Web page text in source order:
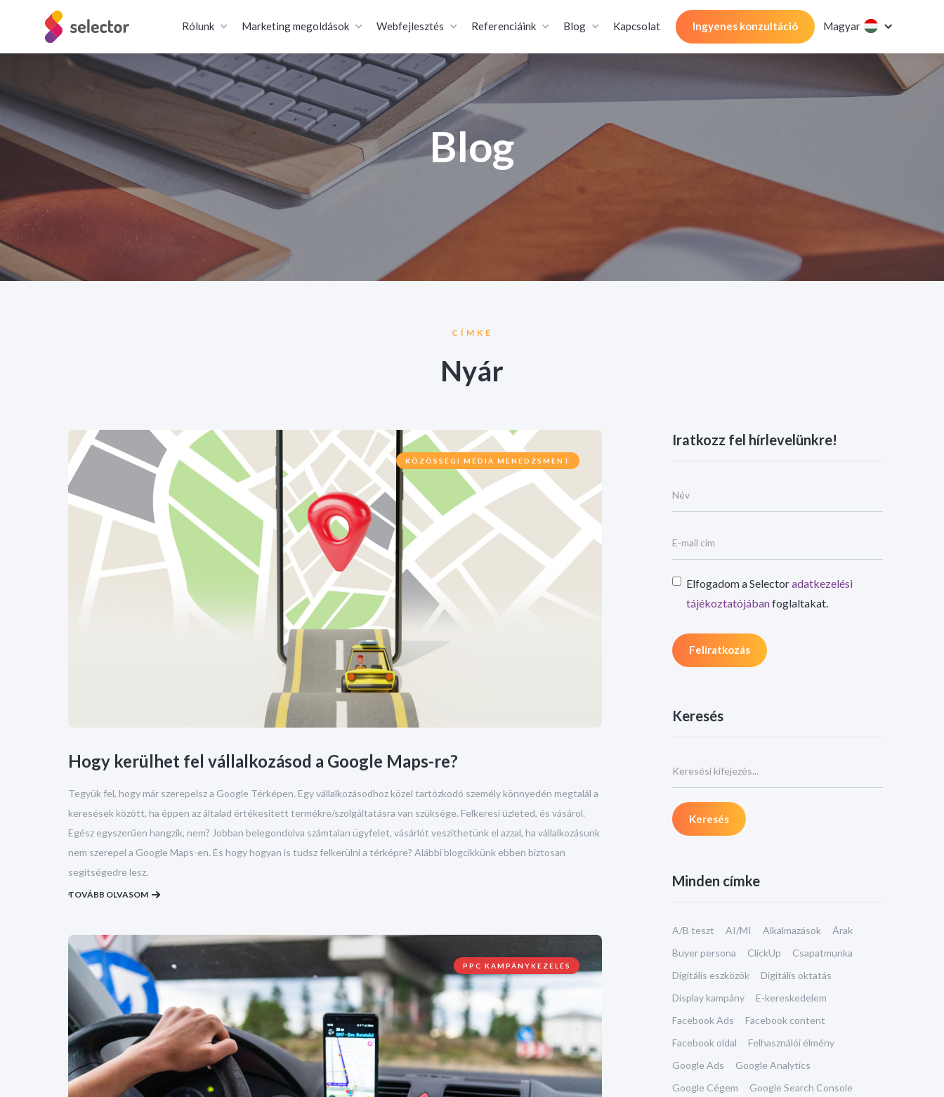
Rólunk Marketing megoldások Webfejlesztés Referenciáink Blog Kapcsolat Ingyenes konzultáció Magyar
Blog
CÍMKE
Nyár
KÖZÖSSÉGI MÉDIA MENEDZSMENT
Hogy kerülhet fel vállalkozásod a Google Maps-re?
Tegyük fel, hogy már szerepelsz a Google Térképen. Egy vállalkozásodhoz közel tartózkodó személy könnyedén megtalál a
keresések között, ha éppen az általad értékesített termékre/szolgáltatásra van szüksége. Felkeresi üzleted, és vásárol.
Egész egyszerűen hangzik, nem? Jobban belegondolva számtalan ügyfelet, vásárlót veszíthetünk el azzal, ha vállalkozásunk
nem szerepel a Google Maps-en. És hogy hogyan is tudsz felkerülni a térképre? Alábbi blogcikkünk ebben biztosan
segítségedre lesz.
TOVÁBB OLVASOM
PPC KAMPÁNYKEZELÉS
Iratkozz fel hírlevelünkre!
Elfogadom a Selectoradatkezelési
tájékoztatójábanfoglaltakat.
Keresés
Minden címke
A/B teszt AI/MI Alkalmazások
Árak
Buyer persona
ClickUp
Csapatmunka
Digitális eszközök
Digitális oktatás
Display kampány
E-kereskedelem
Facebook Ads
Facebook content
Facebook oldal
Felhasználói élmény
Google Ads
Google Analytics
Google Cégem
Google Search Console